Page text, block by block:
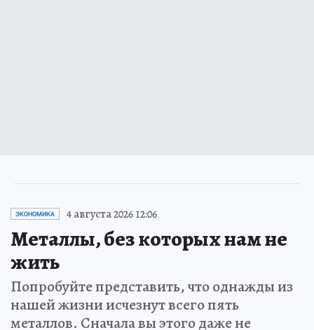
ЭКОНОМИКА 4 августа 2026 12:06
Металлы, без которых нам не
жить
Попробуйте представить, что однажды из
нашей жизни исчезнут всего пять
металлов. Сначала вы этого даже не